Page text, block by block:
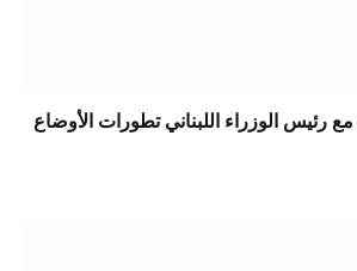
رئيس الوزراء اللبناني تطورات الأوضاع